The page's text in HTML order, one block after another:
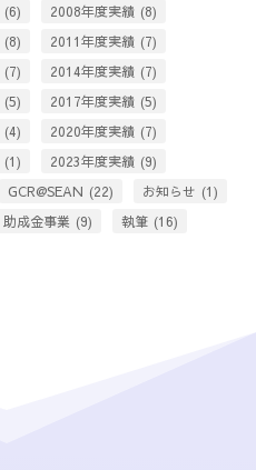
(6) 2008年度実績 (8)
(8) 2011年度実績 (7)
(7) 2014年度実績 (7)
(5) 2017年度実績 (5)
(4) 2020年度実績 (7)
(1) 2023年度実績 (9)
GCR@SEAN (22) お知らせ (1)
助成金事業 (9) 執筆 (16)